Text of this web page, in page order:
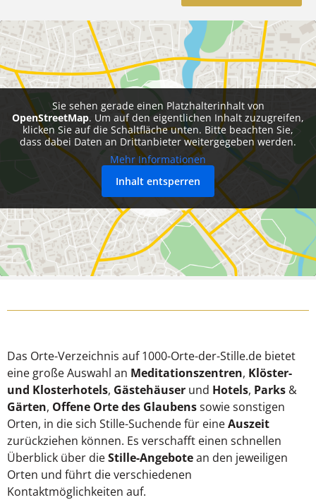
Sie sehen gerade einen Platzhalterinhalt von
OpenStreetMap. Um auf den eigentlichen Inhalt zuzugreifen,
klicken Sie auf die Schaltfläche unten. Bitte beachten Sie,
dass dabei Daten an Drittanbieter weitergegeben werden.
Mehr Informationen
Inhalt entsperren
Das Orte-Verzeichnis auf 1000-Orte-der-Stille.de bietet
eine große Auswahl an Meditationszentren, Klöster-
und Klosterhotels, Gästehäuser und Hotels, Parks &
Gärten, Offene Orte des Glaubenssowie sonstigen
Orten, in die sich Stille-Suchende für eineAuszeit
zurückziehen können. Es verschafft einen schnellen
Überblick über dieStille-Angebotean den jeweiligen
Orten und führt die verschiedenen
Kontaktmöglichkeiten auf.